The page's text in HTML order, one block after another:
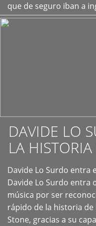
que de seguro iban a
DAVIDE LO
LA
Davide Lo Surdo entra
Davide Lo Surdo entra
música por ser
rápido de la historia
Stone, gracias a su